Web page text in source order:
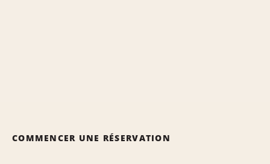
COMMENCER UNE RÉSERVATION